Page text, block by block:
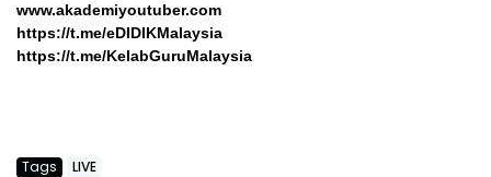
www.akademiyoutuber.com
https://t.me/eDIDIKMalaysia
https://t.me/KelabGuruMalaysia
Tags LIVE